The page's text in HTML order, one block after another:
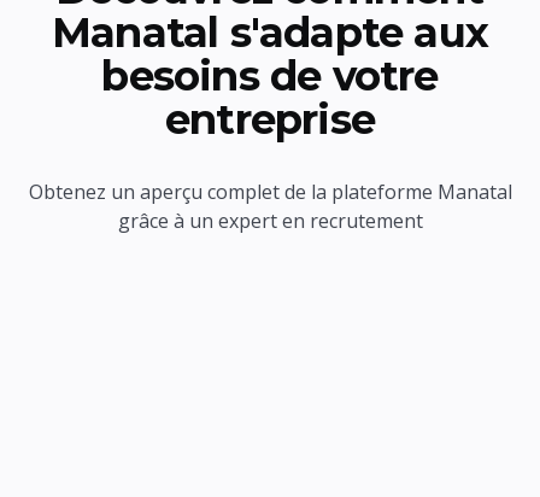
Manatal s'adapte aux
besoins de votre
entreprise
Obtenez un aperçu complet de la plateforme Manatal
grâce à un expert en recrutement